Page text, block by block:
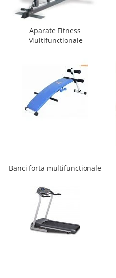
Pat copii 160 x 80 cm
Pat tineret
Saltele patut copii
Saltele mici
Saltele de la 140 x 70 cm
Saltele 127 x 63 cm
Saltele de la 160 x 80 cm
Saltele gonflabile
Lenjerie patuturi tineret
Paturici copii
Perne copii si mamici
Protectii saltea
Tarcuri si patuturi pliabile
Aparate Fitness
Multifunctionale
Banci forta multifunctionale